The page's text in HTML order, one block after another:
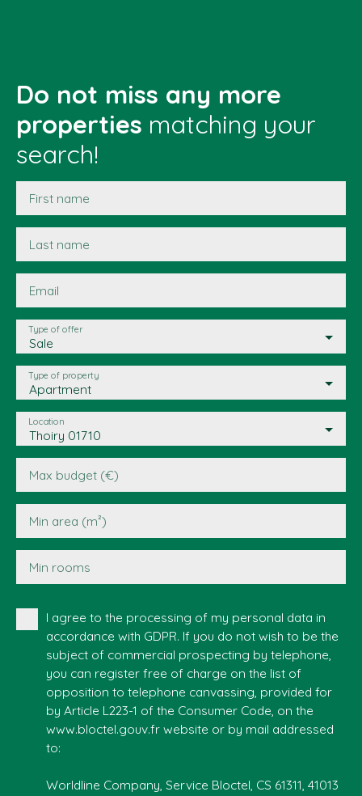
Do not miss any more
properties matching your
search!
First name
Last name
Email
Sale
Type of offer
Apartment
Type of property
Thoiry 01710
Location
Max budget (€)
Min area (m²)
Min rooms
I agree to the processing of my personal data in
accordance with GDPR. If you do not wish to be the
subject of commercial prospecting by telephone,
you can register free of charge on the list of
opposition to telephone canvassing, provided for
by Article L223-1 of the Consumer Code, on the
www.bloctel.gouv.fr website or by mail addressed
to:
Worldline Company, Service Bloctel, CS 61311, 41013